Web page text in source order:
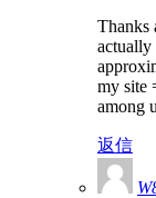
Thanks
actually
my site
among
返信